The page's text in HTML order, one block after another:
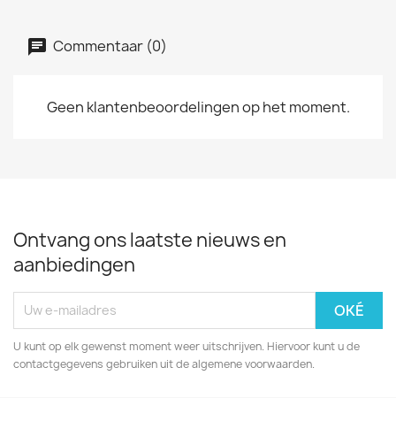
Commentaar (0)
Geen klantenbeoordelingen op het moment.
Ontvang ons laatste nieuws en
aanbiedingen
U kunt op elk gewenst moment weer uitschrijven. Hiervoor kunt u de
contactgegevens gebruiken uit de algemene voorwaarden.